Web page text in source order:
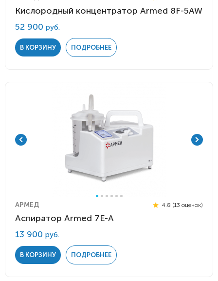
Кислородный концентратор Armed 8F-5AW
52 900 руб.
В КОРЗИНУ ПОДРОБНЕЕ
АРМЕД 4.8 (13 оценок)
Аспиратор Armed 7E-A
13 900 руб.
В КОРЗИНУ ПОДРОБНЕЕ